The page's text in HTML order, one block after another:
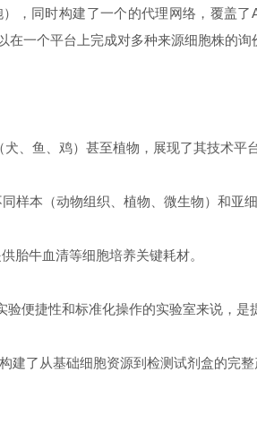
，同时构建了一个的代理网络，覆盖了
一个平台上完成对多种来源细胞株的询
、鱼、鸡）甚至植物，展现了其技术平
样本（动物组织、植物、微生物）和亚
胎牛血清等细胞培养关键耗材。
便捷性和标准化操作的实验室来说，是
建了从基础细胞资源到检测试剂盒的完